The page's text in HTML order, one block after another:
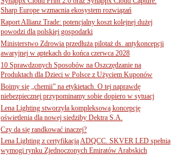
Sharp Europe wzmacnia ekosystem rozwiązań
Raport Allianz Trade: potencjalny koszt kolejnej dużej
powodzi dla polskiej gospodarki
Ministerstwo Zdrowia przedłuża pilotaż ds. antykoncepcji
awaryjnej w aptekach do końca czerwca 2028
10 Sprawdzonych Sposobów na Oszczędzanie na
Produktach dla Dzieci w Polsce z Użyciem Kuponów
Boimy się „chemii” na etykietach. O tej naprawdę
niebezpiecznej przypominamy sobie dopiero w sytuacj
Lena Lighting stworzyła kompleksową koncepcję
oświetlenia dla nowej siedziby Dektra S.A.
Czy da się randkować inaczej?
Lena Lighting z certyfikacją ADQCC. SKVER LED spełnia
wymogi rynku Zjednoczonych Emiratów Arabskich